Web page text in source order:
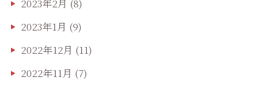
2023年2月 (8)
2023年1月 (9)
2022年12月 (11)
2022年11月 (7)